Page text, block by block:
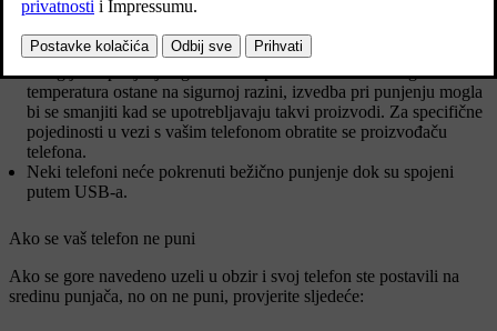
Skinite maskicu za telefon jer bi to moglo ometati punjenje.
Ima li vaš telefon na pozadini integriran magnet? Svi metalni
predmeti u blizini induktivne zavojnice za punjenje apsorbirat će
energiju za punjenje i generirati toplinu. Kako bi se osiguralo da
temperatura ostane na sigurnoj razini, izvedba pri punjenju mogla
bi se smanjiti kad se upotrebljavaju takvi proizvodi. Za specifične
pojedinosti u vezi s vašim telefonom obratite se proizvođaču
telefona.
Neki telefoni neće pokrenuti bežično punjenje dok su spojeni
putem USB-a.
Ako se vaš telefon ne puni
Ako se gore navedeno uzeli u obzir i svoj telefon ste postavili na
sredinu punjača, no on ne puni, provjerite sljedeće: